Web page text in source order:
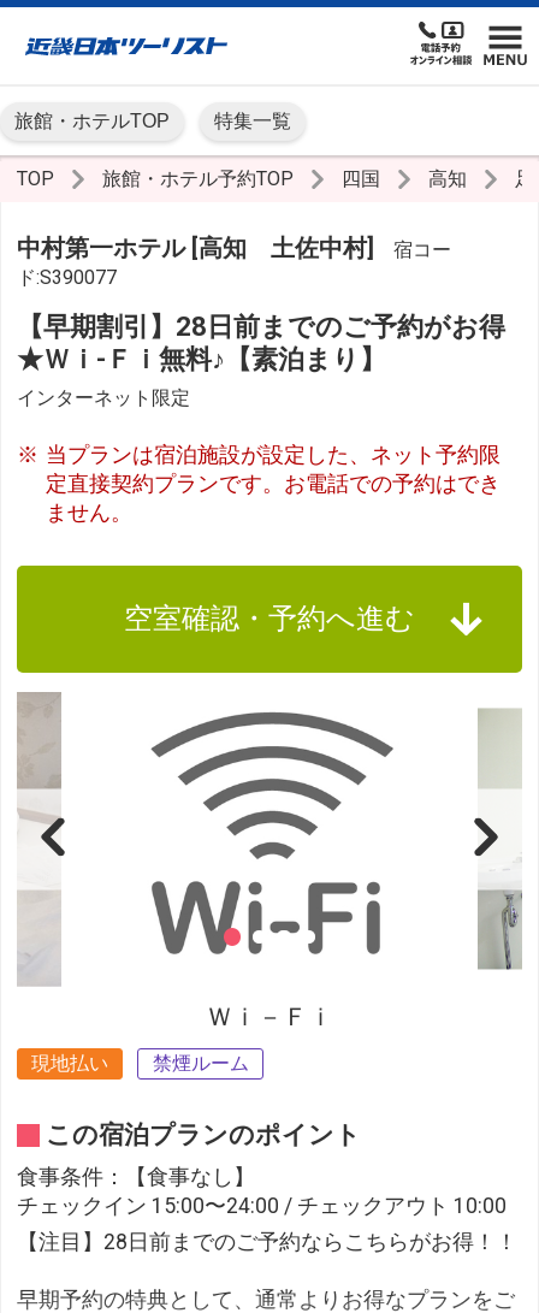
旅館・ホテルTOP 特集一覧
TOP 旅館・ホテル予約TOP 四国 高知
中村第一ホテル [高知 土佐中村]
宿コー
ド:S390077
【早期割引】28日前までのご予約がお得
★Ｗｉ-Ｆｉ無料♪【素泊まり】
インターネット限定
当プランは宿泊施設が設定した、ネット予約限
定直接契約プランです。お電話での予約はでき
ません。
空室確認・予約へ進む
Ｗｉ－Ｆｉ
現地払い 禁煙ルーム
この宿泊プランのポイント
食事条件：【食事なし】
チェックイン 15:00〜24:00 / チェックアウト 10:00
【注目】28日前までのご予約ならこちらがお得！！
早期予約の特典として、通常よりお得なプランをご